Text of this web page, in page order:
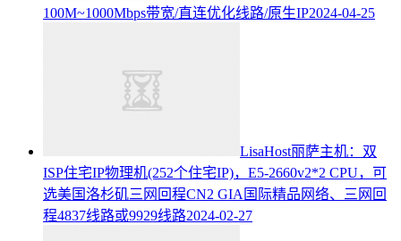
100M~1000Mbps带宽/直连优化线路/原生IP2024-04-25
LisaHost丽萨主机：双
ISP住宅IP物理机(252个住宅IP)，E5-2660v2*2 CPU，可
选美国洛杉矶三网回程CN2 GIA国际精品网络、三网回
程4837线路或9929线路2024-02-27